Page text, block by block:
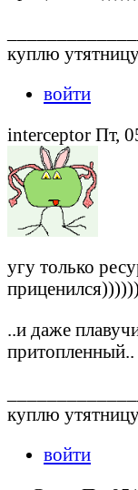
куплю
войти
interceptor Пт,
угу только
..и даже
притопленный..
куплю
войти